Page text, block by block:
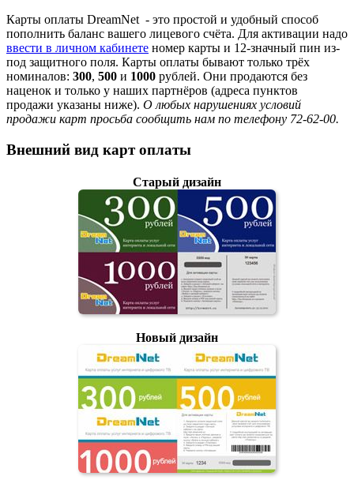
Карты оплаты DreamNet - это простой и удобный способ
пополнить баланс вашего лицевого счёта. Для активации надо
ввести в личном кабинете номер карты и 12-значный пин из-
под защитного поля. Карты оплаты бывают только трёх
номиналов: 300, 500 и 1000 рублей. Они продаются без
наценок и только у наших партнёров (адреса пунктов
продажи указаны ниже). О любых нарушениях условий
продажи карт просьба сообщить нам по телефону 72-62-00.
Внешний вид карт оплаты
Старый дизайн
Новый дизайн